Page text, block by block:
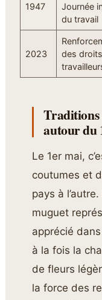
1947
Journée
du travail
2023
des
Traditions
autour du
Le 1er mai,
coutumes et
pays à
muguet
apprécié
à la fois la
de fleurs
la force des